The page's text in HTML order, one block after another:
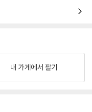
내 가게에서 팔기